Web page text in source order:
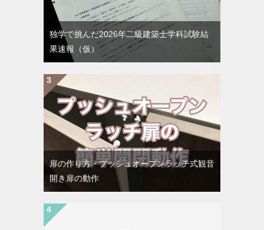
独学で挑んだ2026年二級建築士学科試験結
果速報（仮）
扉の作り方・プッシュオープンラッチ式観音
開き扉の動作